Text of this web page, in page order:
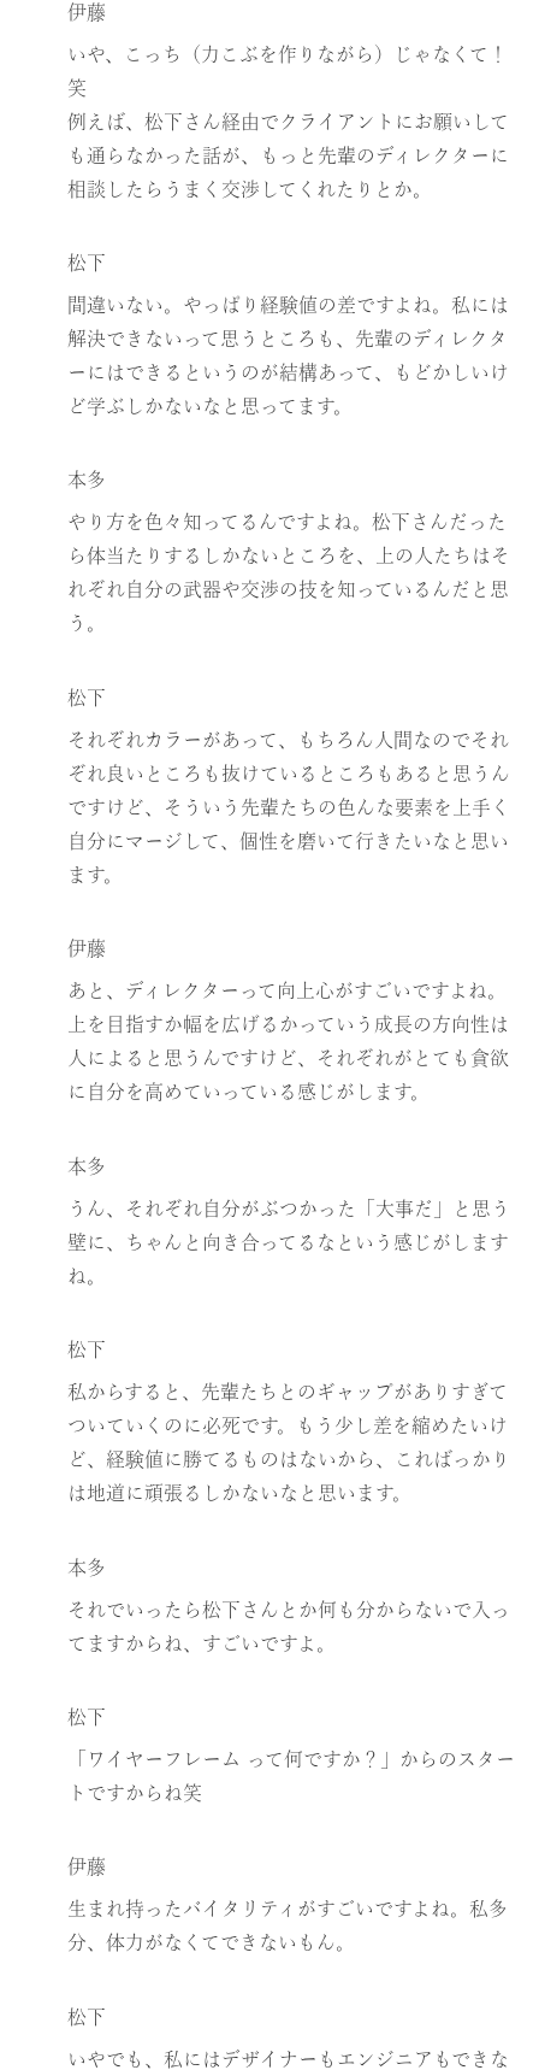
伊藤
いや、こっち（力こぶを作りながら）じゃなくて！
笑
例えば、松下さん経由でクライアントにお願いして
も通らなかった話が、もっと先輩のディレクターに
相談したらうまく交渉してくれたりとか。
松下
間違いない。やっぱり経験値の差ですよね。私には
解決できないって思うところも、先輩のディレクタ
ーにはできるというのが結構あって、もどかしいけ
ど学ぶしかないなと思ってます。
本多
やり方を色々知ってるんですよね。松下さんだった
ら体当たりするしかないところを、上の人たちはそ
れぞれ自分の武器や交渉の技を知っているんだと思
う。
松下
それぞれカラーがあって、もちろん人間なのでそれ
ぞれ良いところも抜けているところもあると思うん
ですけど、そういう先輩たちの色んな要素を上手く
自分にマージして、個性を磨いて行きたいなと思い
ます。
伊藤
あと、ディレクターって向上心がすごいですよね。
上を目指すか幅を広げるかっていう成長の方向性は
人によると思うんですけど、それぞれがとても貪欲
に自分を高めていっている感じがします。
本多
うん、それぞれ自分がぶつかった「大事だ」と思う
壁に、ちゃんと向き合ってるなという感じがします
ね。
松下
私からすると、先輩たちとのギャップがありすぎて
ついていくのに必死です。もう少し差を縮めたいけ
ど、経験値に勝てるものはないから、こればっかり
は地道に頑張るしかないなと思います。
本多
それでいったら松下さんとか何も分からないで入っ
てますからね、すごいですよ。
松下
「ワイヤーフレーム って何ですか？」からのスター
トですからね笑
伊藤
生まれ持ったバイタリティがすごいですよね。私多
分、体力がなくてできないもん。
松下
いやでも、私にはデザイナーもエンジニアもできな